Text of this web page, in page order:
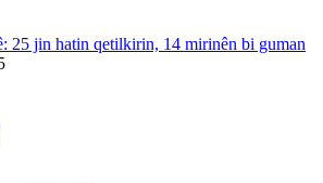
25 jin hatin qetilkirin, 14 mirinên bi guman